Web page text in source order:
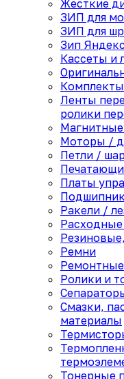
Жесткие
ЗИП для
ЗИП для
Зип
Кассеты и
Ленты
ролики
Моторы /
Петли /
Платы
Ракели /
Ремни
Ролики и
Смазки,
материалы
Тонерные